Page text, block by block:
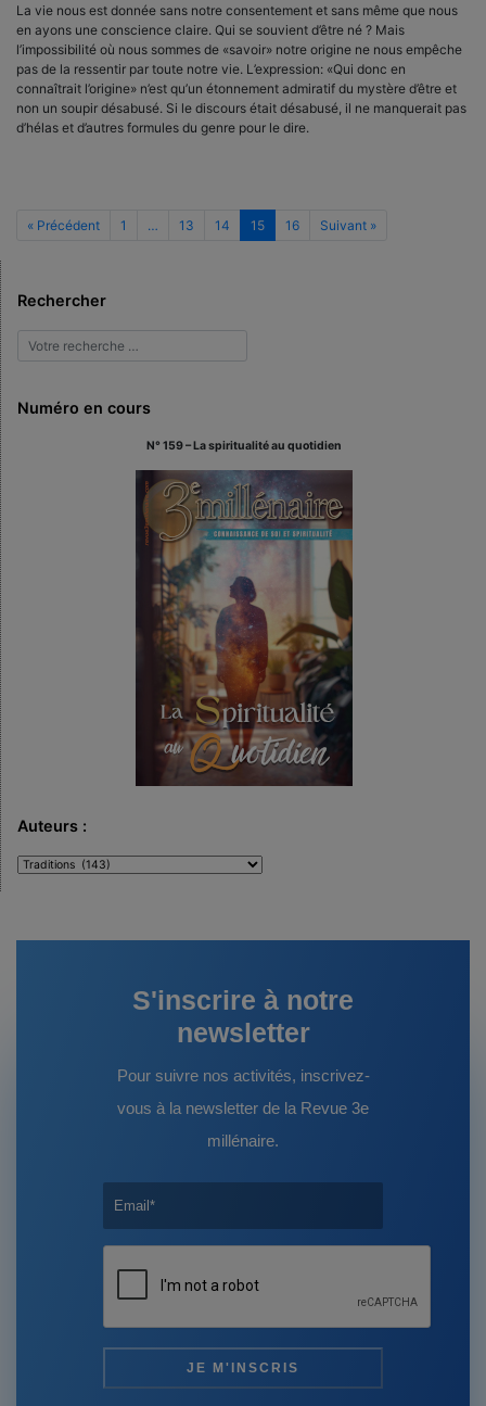
La vie nous est donnée sans notre consentement et sans même que nous
en ayons une conscience claire. Qui se souvient d’être né ? Mais
l’impossibilité où nous sommes de «savoir» notre origine ne nous empêche
pas de la ressentir par toute notre vie. L’expression: «Qui donc en
connaîtrait l’origine» n’est qu’un étonnement admiratif du mystère d’être et
non un soupir désabusé. Si le discours était désabusé, il ne manquerait pas
d’hélas et d’autres formules du genre pour le dire.
« Précédent 1 … 13 14 15 16 Suivant »
Rechercher
Numéro en cours
N° 159 – La spiritualité au quotidien
Auteurs :
Auteurs
S'inscrire à notre
newsletter
Pour suivre nos activités, inscrivez-
vous à la newsletter de la Revue 3e
millénaire.